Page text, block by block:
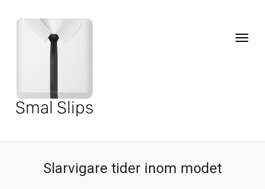
Slarvigare tider inom modet